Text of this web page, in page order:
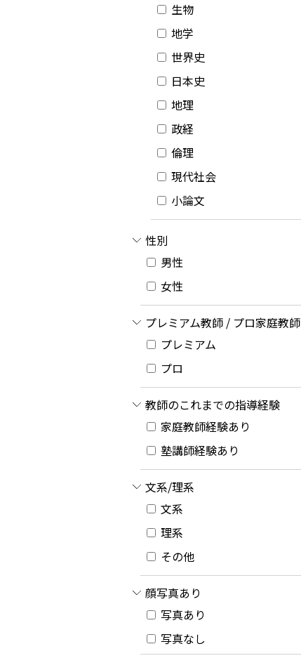
生物
地学
世界史
日本史
地理
政経
倫理
現代社会
小論文
性別
男性
女性
プレミアム教師 / プロ家庭教師
プレミアム
プロ
教師のこれまでの指導経験
家庭教師経験あり
塾講師経験あり
文系/理系
文系
理系
その他
顔写真あり
写真あり
写真なし